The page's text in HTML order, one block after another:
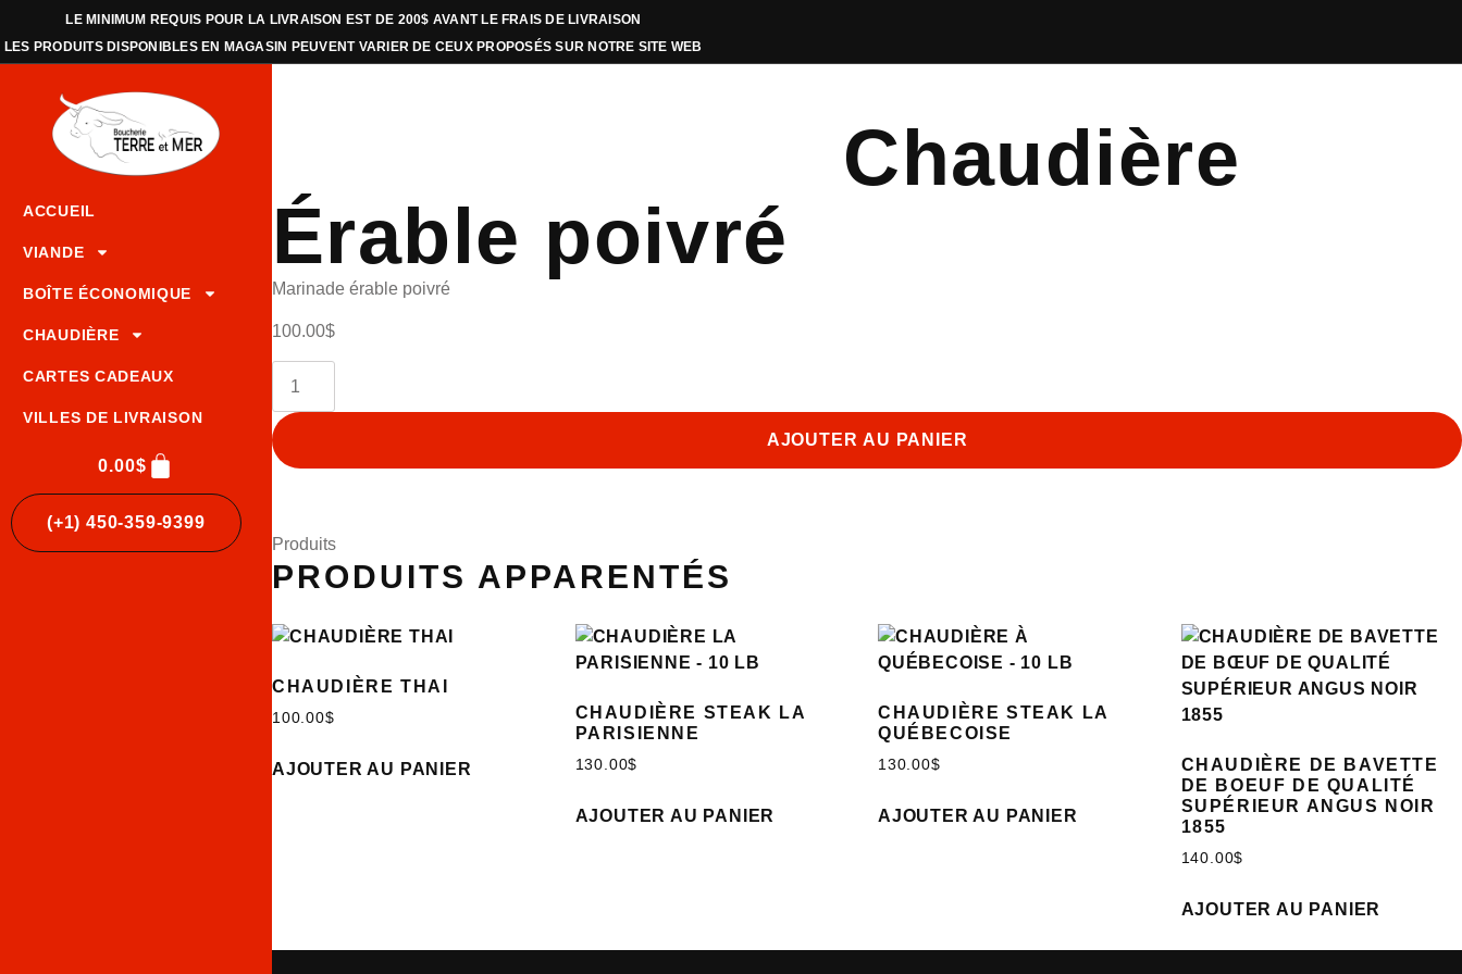
ACCUEIL
VIANDE
BOÎTE ÉCONOMIQUE
CHAUDIÈRE
CARTES CADEAUX
VILLES DE LIVRAISON
0.00$
(+1) 450-359-9399
LE MINIMUM REQUIS POUR LA LIVRAISON EST DE 200$ AVANT LE FRAIS DE LIVRAISON
LES PRODUITS DISPONIBLES EN MAGASIN PEUVENT VARIER DE CEUX PROPOSÉS SUR NOTRE SITE WEB
Chaudière
Érable poivré
Marinade érable poivré
100.00$
AJOUTER AU PANIER
Produits
PRODUITS APPARENTÉS
CHAUDIÈRE THAI
100.00$
AJOUTER AU PANIER
CHAUDIÈRE STEAK LA
PARISIENNE
130.00$
AJOUTER AU PANIER
CHAUDIÈRE STEAK LA
QUÉBECOISE
130.00$
AJOUTER AU PANIER
CHAUDIÈRE DE BAVETTE
DE BOEUF DE QUALITÉ
SUPÉRIEUR ANGUS NOIR
1855
140.00$
AJOUTER AU PANIER